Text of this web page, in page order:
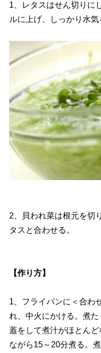
1、レタスはせん切りに
ルに上げ、しっかり水気
2、貝われ菜は根元を切
タスと合わせる。
【作り方】
1、フライパンに＜合わ
れ、中火にかける。煮
蓋をして煮汁がほとん
ながら15～20分煮る。